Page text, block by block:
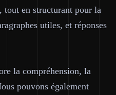
tout en structurant pour la
utiles, et réponses
la compréhension, la
pouvons également